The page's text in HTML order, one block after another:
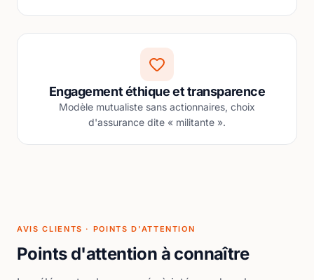
Engagement éthique et transparence
Modèle mutualiste sans actionnaires, choix
d'assurance dite « militante ».
AVIS CLIENTS · POINTS D'ATTENTION
Points d'attention à connaître